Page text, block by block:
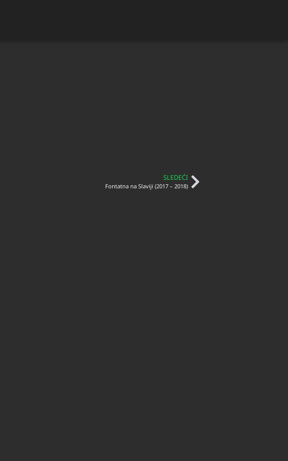
SLEDEĆI
Fontatna na Slaviji (2017 – 2018)